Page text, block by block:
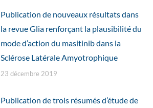
Publication de nouveaux résultats dans
la revue Glia renforçant la plausibilité du
mode d’action du masitinib dans la
Sclérose Latérale Amyotrophique
23 décembre 2019
Publication de trois résumés d’étude de